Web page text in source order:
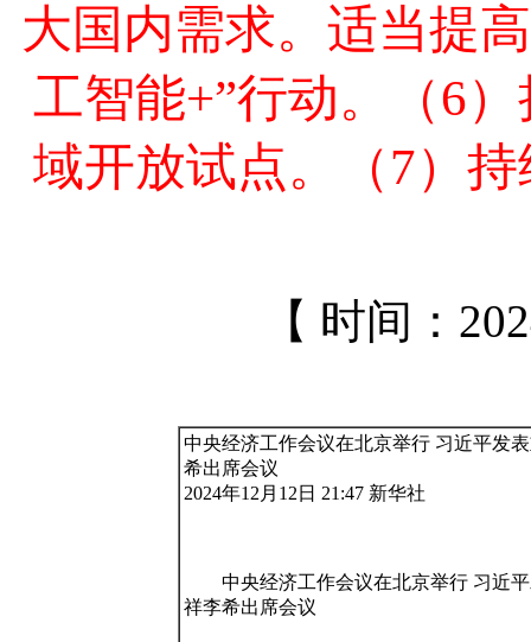
大国内需求。适当提
工智能+”行动。（6
域开放试点。（7）
【 时间：
中央经济工作会议在北京举行 习近平发
希出席会议
2024年12月12日 21:47 新华社
中央经济工作会议在北京举行 习近平
祥李希出席会议